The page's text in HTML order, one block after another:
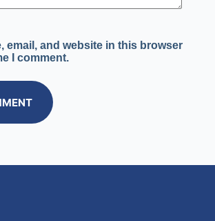
email, and website in this browser
I comment.